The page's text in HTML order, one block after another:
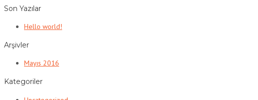
Son Yazılar
Hello world!
Arşivler
Mayıs 2016
Kategoriler